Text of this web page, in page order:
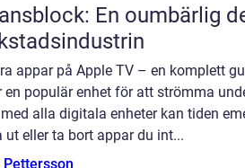
En oumbärlig
appar på Apple TV – en komplett
en populär enhet för att strömma
alla digitala enheter kan tiden
ut eller ta bort appar du int...